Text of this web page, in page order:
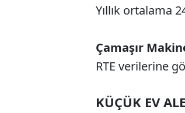
Yıllık ortalama
Çamaşır
RTE verilerine
KÜÇÜK EV